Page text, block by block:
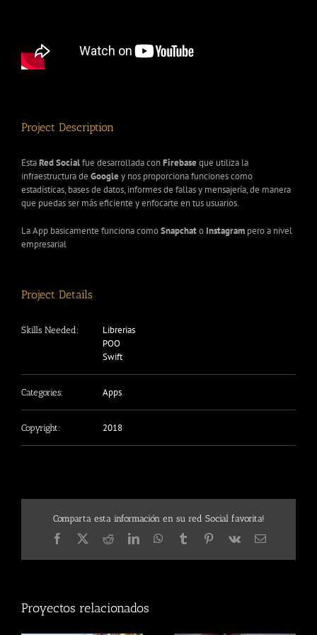
Project Description
EstaRed Socialfue desarrollada conFirebase que utiliza la
infraestructura de Google y nos proporciona funciones como
estadísticas, bases de datos, informes de fallas y mensajería, de manera
que puedas ser más eficiente y enfocarte en tus usuarios.
La App basicamente funciona comoSnapchato Instagram pero a nivel
empresarial
Project Details
Skills Needed:
Librerias
POO
Swift
Categories: Apps
Copyright: 2018
Comparta esta información en su red Social favorita!
Facebook
X RedditLinkedInWhatsApp
TumblrPinterest
Vk
Correo
Proyectos relacionados